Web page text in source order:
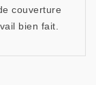
couverture
bien fait.